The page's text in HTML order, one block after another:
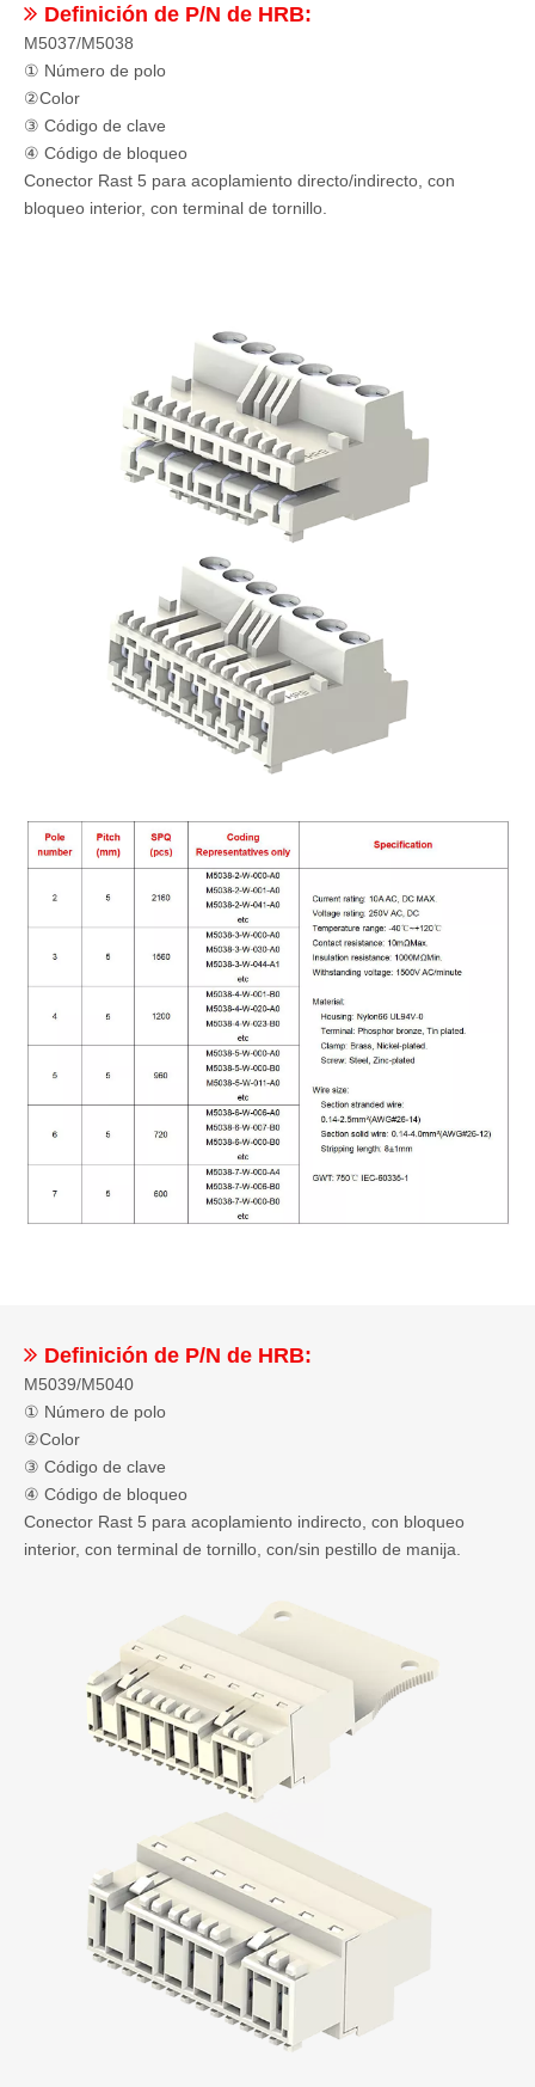
 Definición de P/N de HRB:
M5037/M5038
① Número de polo
②Color
③ Código de clave
④ Código de bloqueo
Conector Rast 5 para acoplamiento directo/indirecto, con
bloqueo interior, con terminal de tornillo.
 Definición de P/N de HRB:
M5039/M5040
① Número de polo
②Color
③ Código de clave
④ Código de bloqueo
Conector Rast 5 para acoplamiento indirecto, con bloqueo
interior, con terminal de tornillo, con/sin pestillo de manija.